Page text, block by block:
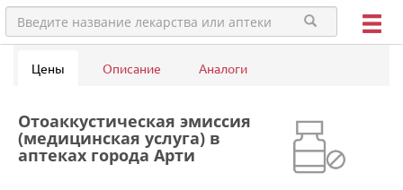
Цены Описание Аналоги
Отоаккустическая эмиссия
(медицинская услуга) в
аптеках города Арти